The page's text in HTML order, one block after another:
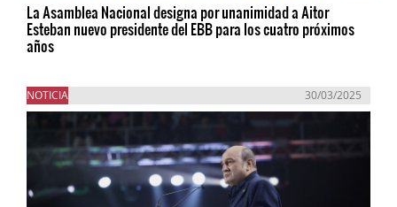
La Asamblea Nacional designa por unanimidad a Aitor
Esteban nuevo presidente del EBB para los cuatro próximos
años
NOTICIA 30/03/2025